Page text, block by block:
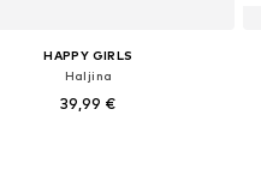
HAPPY GIRLS
Haljina
39,99 €